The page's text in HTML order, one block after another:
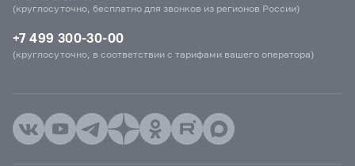
(круглосуточно, бесплатно для звонков из регионов России)
+7 499 300-30-00
(круглосуточно, в соответствии с тарифами вашего оператора)